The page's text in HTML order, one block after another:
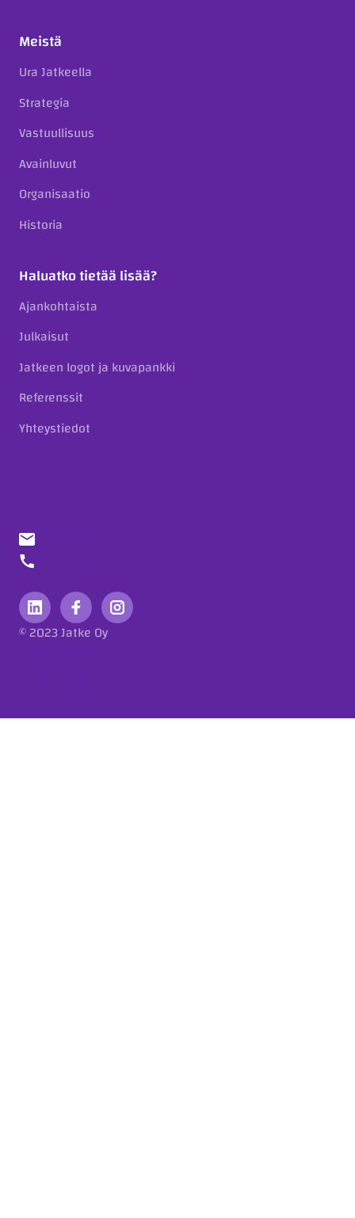
Meistä
Ura Jatkeella
Strategia
Vastuullisuus
Avainluvut
Organisaatio
Historia
Haluatko tietää lisää?
Ajankohtaista
Julkaisut
Jatkeen logot ja kuvapankki
Referenssit
Yhteystiedot
© 2023 Jatke Oy